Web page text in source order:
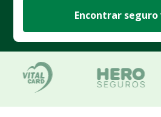
Encontrar